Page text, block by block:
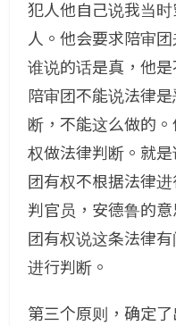
犯人他自己说我当
人。他会要求陪审
谁说的话是真，他
陪审团不能说法律
断，不能这么做的
权做法律判断。就
团有权不根据法律
判官员，安德鲁的
团有权说这条法律
进行判断。
第三个原则，确定